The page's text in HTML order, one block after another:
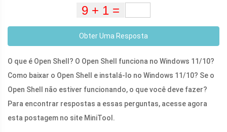
Obter Uma Resposta
O que é Open Shell? O Open Shell funciona no Windows 11/10?
Como baixar o Open Shell e instalá-lo no Windows 11/10? Se o
Open Shell não estiver funcionando, o que você deve fazer?
Para encontrar respostas a essas perguntas, acesse agora
esta postagem no site MiniTool.